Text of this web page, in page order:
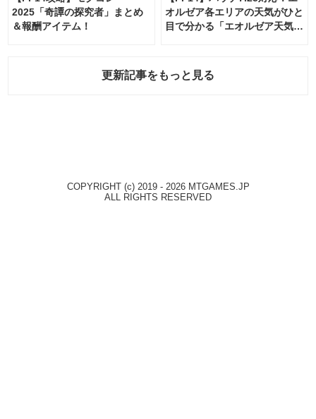
2025「奇譚の探究者」まとめ
＆報酬アイテム！
オルゼア各エリアの天気がひと
目で分かる「エオルゼア天気予
更新記事をもっと見る
COPYRIGHT (c) 2019 - 2026 MTGAMES.JP
ALL RIGHTS RESERVED